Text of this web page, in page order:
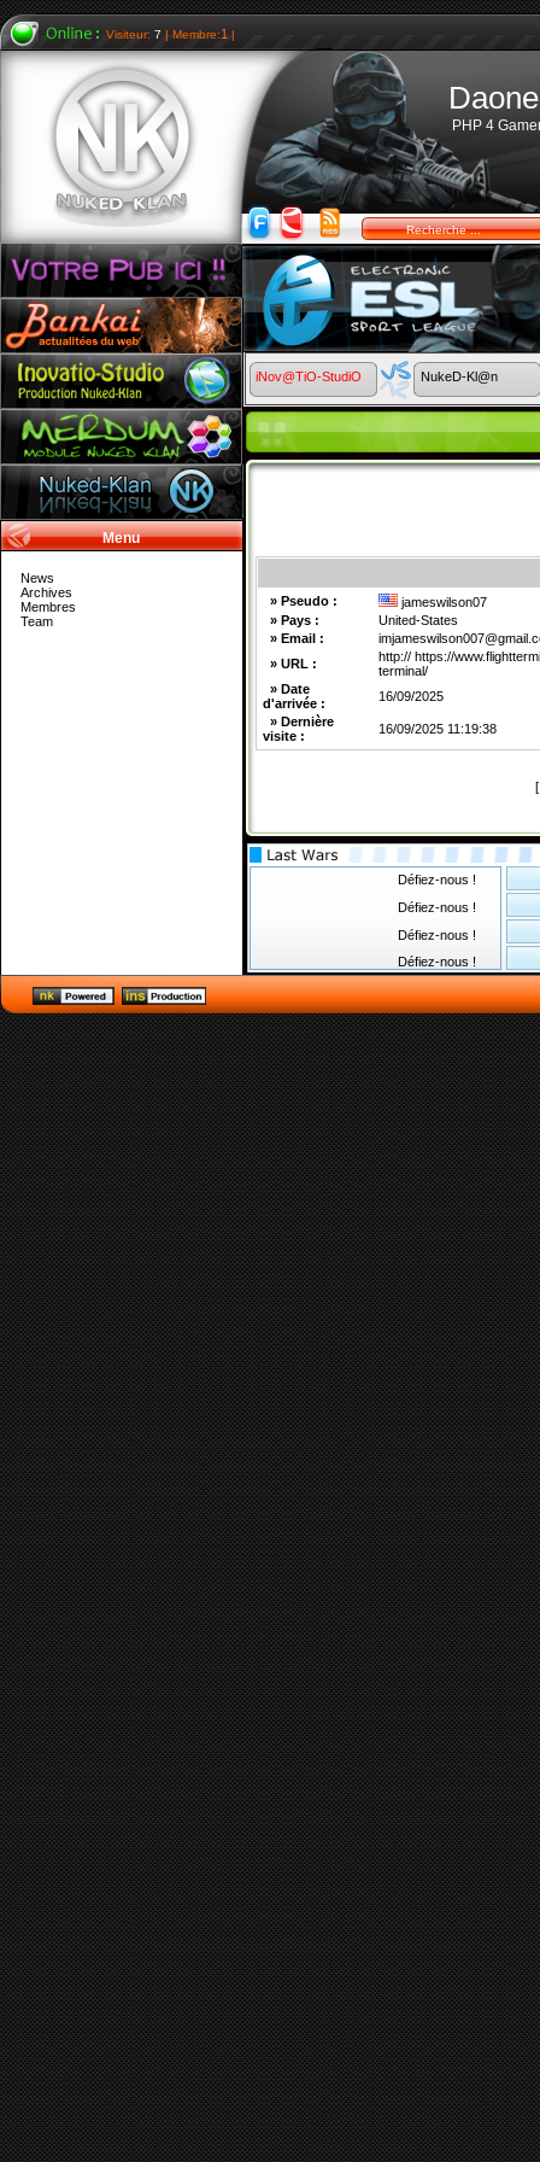
Visiteur: 7 | Membre:1 |
PHP 4
Menu
News
Archives
Membres
Team
iNov@TiO-StudiO NukeD-Kl@n
» Pseudo :
jameswilson07
» Pays :
United-States
» Email :
» URL :
http:// https://
terminal/
» Date
d'arrivée :
16/09/2025
» Dernière
visite :
16/09/2025 11:19:38
Défiez-nous !
Défiez-nous !
Défiez-nous !
Défiez-nous !